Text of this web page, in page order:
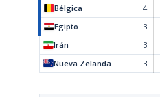
Bélgica
4
Egipto
3
Irán
3
Nueva Zelanda
3